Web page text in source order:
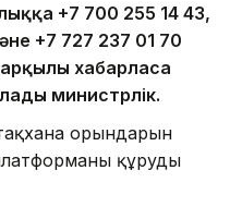
+7 700 255 14 43,
+7 727 237 01 70
хабарласа
министрлік.
орындарын
құруды